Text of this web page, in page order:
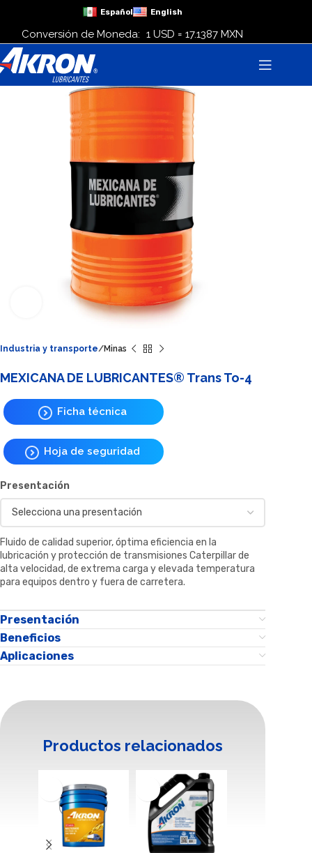
Conversión de Moneda: 1 USD = 17.1387 MXN
Español English
Click para agrandar
Industria y transporte Minas
MEXICANA DE LUBRICANTES® Trans To-4
Ficha técnica
Hoja de seguridad
Presentación
Fluido de calidad superior, óptima eficiencia en la
lubricación y protección de transmisiones Caterpillar de
alta velocidad, de extrema carga y elevada temperatura
para equipos dentro y fuera de carretera.
Presentación
Beneficios
Aplicaciones
Productos relacionados